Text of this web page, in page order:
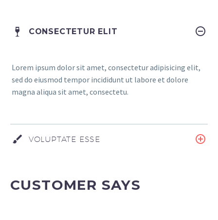
CONSECTETUR ELIT
Lorem ipsum dolor sit amet, consectetur adipisicing elit,
sed do eiusmod tempor incididunt ut labore et dolore
magna aliqua sit amet, consectetu.
VOLUPTATE ESSE
CUSTOMER SAYS